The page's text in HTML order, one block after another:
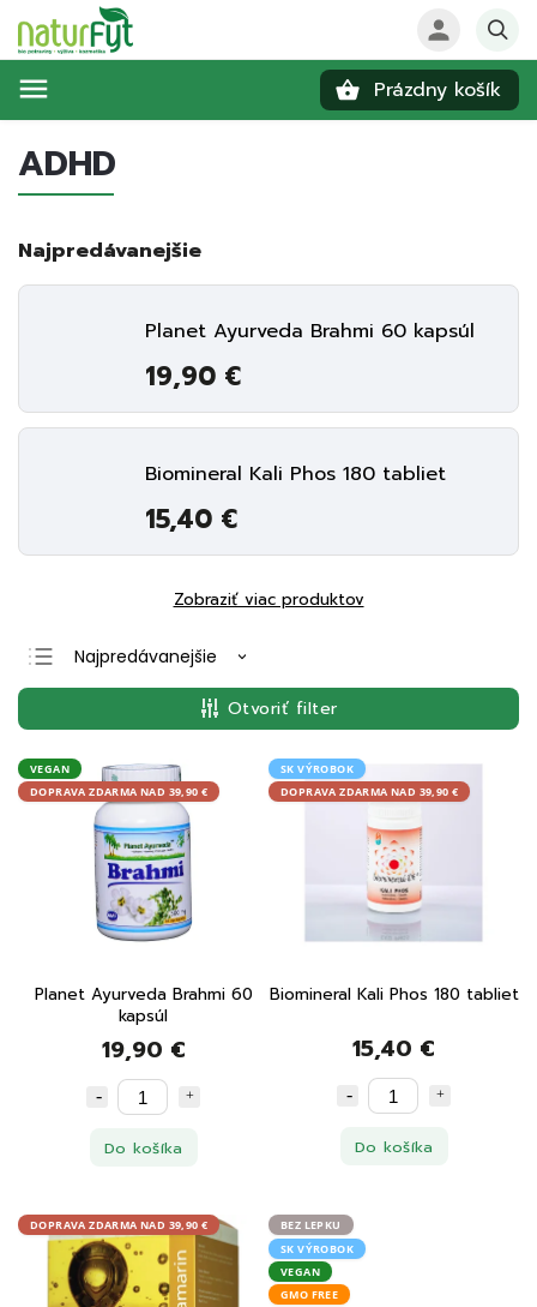
Prázdny košík
ADHD
Najpredávanejšie
Planet Ayurveda Brahmi 60 kapsúl
19,90 €
Biomineral Kali Phos 180 tabliet
15,40 €
Zobraziť viac produktov
Najpredávanejšie
Najlacnejšie
Najdrahšie
Abecedne
Otvoriť filter
VEGAN
DOPRAVA ZDARMA NAD 39,90 €
Planet Ayurveda Brahmi 60
kapsúl
19,90 €
Do košíka
SK VÝROBOK
DOPRAVA ZDARMA NAD 39,90 €
Biomineral Kali Phos 180 tabliet
15,40 €
Do košíka
DOPRAVA ZDARMA NAD 39,90 €
BEZ LEPKU
SK VÝROBOK
VEGAN
GMO FREE